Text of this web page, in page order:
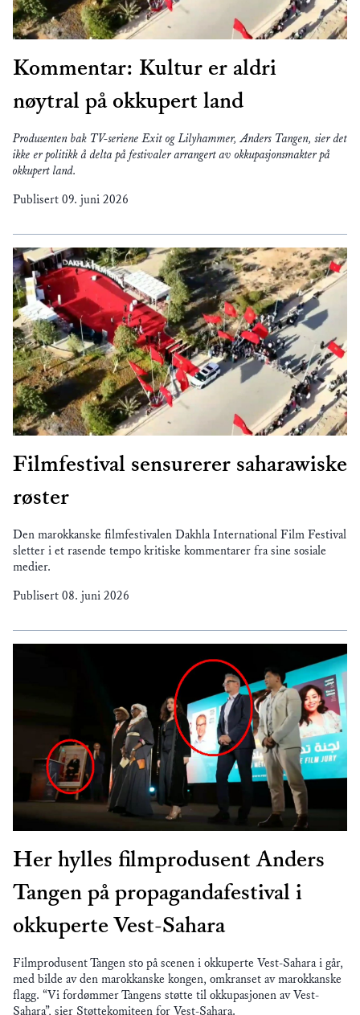
Kommentar: Kultur er aldri
nøytral på okkupert land
Produsenten bak TV-seriene Exit og Lilyhammer, Anders Tangen, sier det
ikke er politikk å delta på festivaler arrangert av okkupasjonsmakter på
okkupert land.
Publisert 09. juni 2026
Filmfestival sensurerer saharawiske
røster
Den marokkanske filmfestivalen Dakhla International Film Festival
sletter i et rasende tempo kritiske kommentarer fra sine sosiale
medier.
Publisert 08. juni 2026
Her hylles filmprodusent Anders
Tangen på propagandafestival i
okkuperte Vest-Sahara
Filmprodusent Tangen sto på scenen i okkuperte Vest-Sahara i går,
med bilde av den marokkanske kongen, omkranset av marokkanske
flagg. “Vi fordømmer Tangens støtte til okkupasjonen av Vest-
Sahara”, sier Støttekomiteen for Vest-Sahara.